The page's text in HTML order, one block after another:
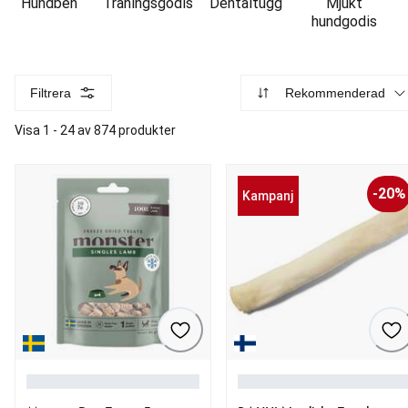
hundgodis
Filtrera Rekommenderad
Visa 1 - 24 av 874 produkter
Kampanj -20%